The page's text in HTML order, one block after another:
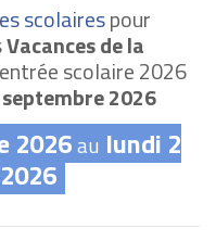
scolairespour
Vacances de la
scolaire 2026
septembre 2026
2026au lundi 2